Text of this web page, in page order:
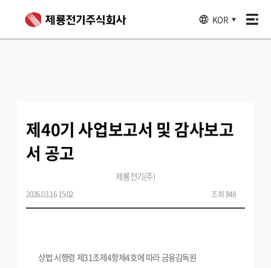
KOR ▼
제40기 사업보고서 및 감사보고
서 공고
제룡전기(주)
2026.03.16 15:02 조회 848
상법 시행령 제31조제4항제4호에 따라 금융감독원